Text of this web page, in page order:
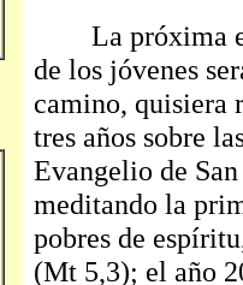
La próxima
de los jóvenes
camino, quisiera
tres años sobre
Evangelio de
meditando la
pobres de
(Mt 5,3); el año